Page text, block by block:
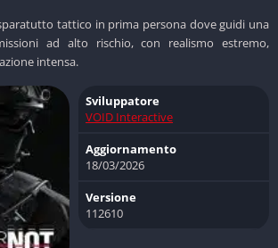
tattico in prima persona dove guidi una
ad alto rischio, con realismo estremo,
intensa.
Sviluppatore
VOID Interactive
Aggiornamento
18/03/2026
Versione
112610